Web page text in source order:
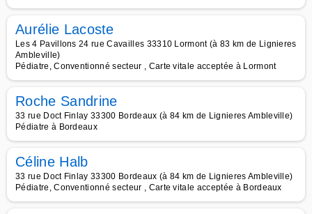
Aurélie Lacoste
Les 4 Pavillons 24 rue Cavailles 33310 Lormont (à 83 km de Lignieres
Ambleville)
Pédiatre, Conventionné secteur , Carte vitale acceptée à Lormont
Roche Sandrine
33 rue Doct Finlay 33300 Bordeaux (à 84 km de Lignieres Ambleville)
Pédiatre à Bordeaux
Céline Halb
33 rue Doct Finlay 33300 Bordeaux (à 84 km de Lignieres Ambleville)
Pédiatre, Conventionné secteur , Carte vitale acceptée à Bordeaux